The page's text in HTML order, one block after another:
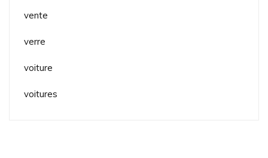
vente
verre
voiture
voitures